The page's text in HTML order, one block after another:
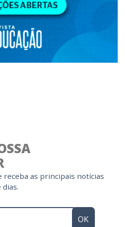
receba as principais notícias